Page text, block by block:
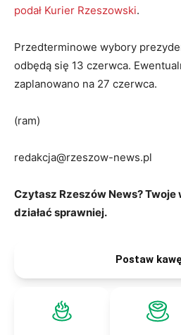
podał Kurier Rzeszowski.
Przedterminowe wybory
odbędą się 13 czerwca.
zaplanowano na 27 czerwca.
(ram)
redakcja@rzeszow-news.pl
Czytasz Rzeszów News?
działać sprawniej.
Postaw